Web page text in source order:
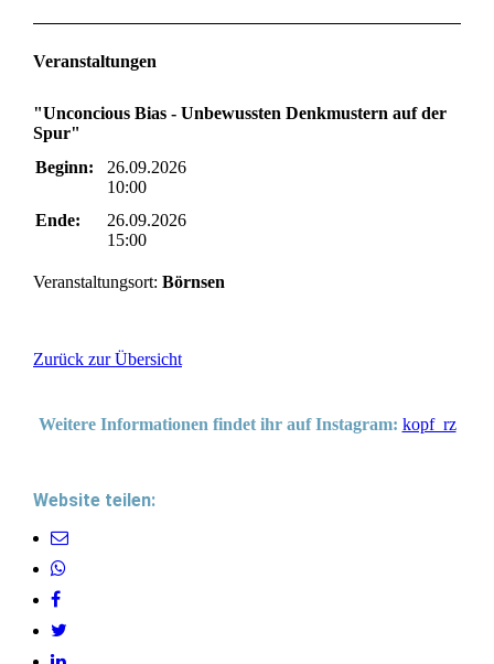
Veranstaltungen
"Unconcious Bias - Unbewussten Denkmustern auf der
Spur"
Beginn:
26.09.2026
10:00
Ende:
26.09.2026
15:00
Veranstaltungsort: Börnsen
Zurück zur Übersicht
Weitere Informationen findet ihr auf Instagram: kopf_rz
Website teilen: